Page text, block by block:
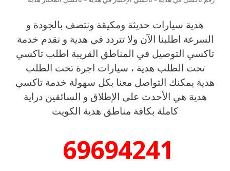
هدية سيارات حديثة ومكيقة ونتصف بالجودة و
السرعة اطلبنا الآن ولا تتردد في هدية و نقدم خدمة
تاكسي التوصيل في المناطق القريبة اطلب تاكسي
تحت الطلب هدية ، سيارات اجرة تحت الطلب
هدية يمكنك التواصل معنا بكل سهولة خدمة تاكسي
هدية هي الأحدث على الإطلاق و السائقين دراية
كاملة بكافة مناطق هدية الكويت
69694241